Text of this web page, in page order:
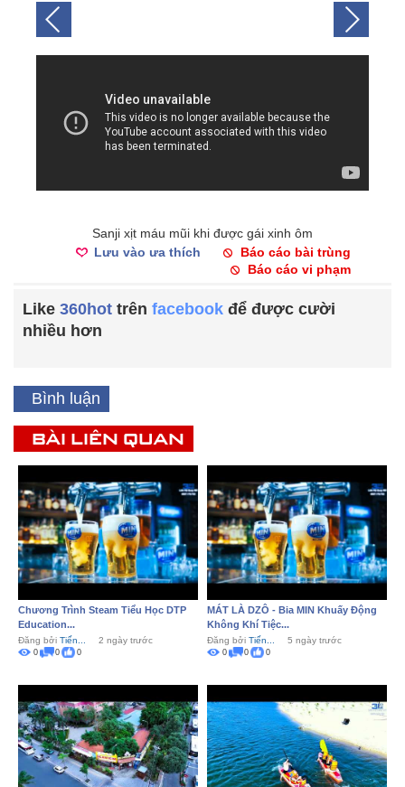
Sanji xịt máu mũi khi được gái xinh ôm
Lưu vào ưa thích
Báo cáo bài trùng
Báo cáo vi phạm
Like 360hot trên facebook để được cười
nhiều hơn
Bình luận
BÀI LIÊN QUAN
Chương Trình Steam Tiểu Học DTP
Education...
Đăng bởi Tiến... 2 ngày trước
0 0 0
MÁT LÀ DZÔ - Bia MIN Khuấy Động
Không Khí Tiệc...
Đăng bởi Tiến... 5 ngày trước
0 0 0